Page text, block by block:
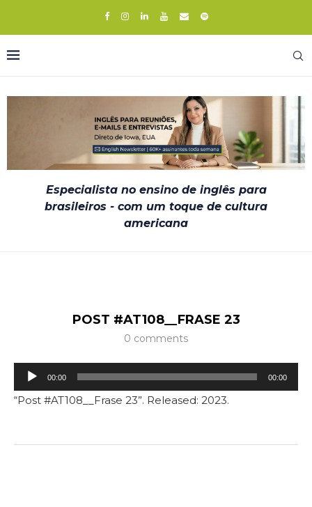
Especialista no ensino de inglês para
brasileiros - com um toque de cultura
americana
POST #AT108__FRASE 23
0 comments
Tocador
de
00:00 00:00
“Post #AT108__Frase 23”. Released: 2023.